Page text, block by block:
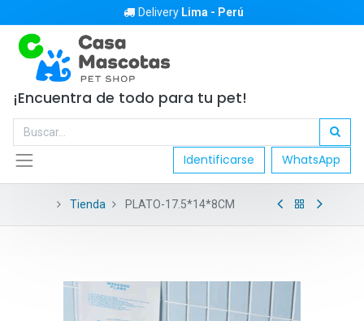
Delivery Lima - Perú
¡Encuentra de todo para tu pet!
Identificarse WhatsApp
Tienda PLATO-17.5*14*8CM